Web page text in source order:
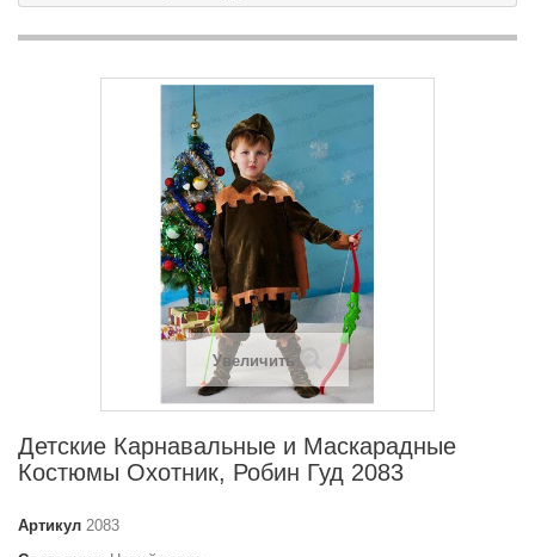
Увеличить
Детские Карнавальные и Маскарадные
Костюмы Охотник, Робин Гуд 2083
Артикул 2083